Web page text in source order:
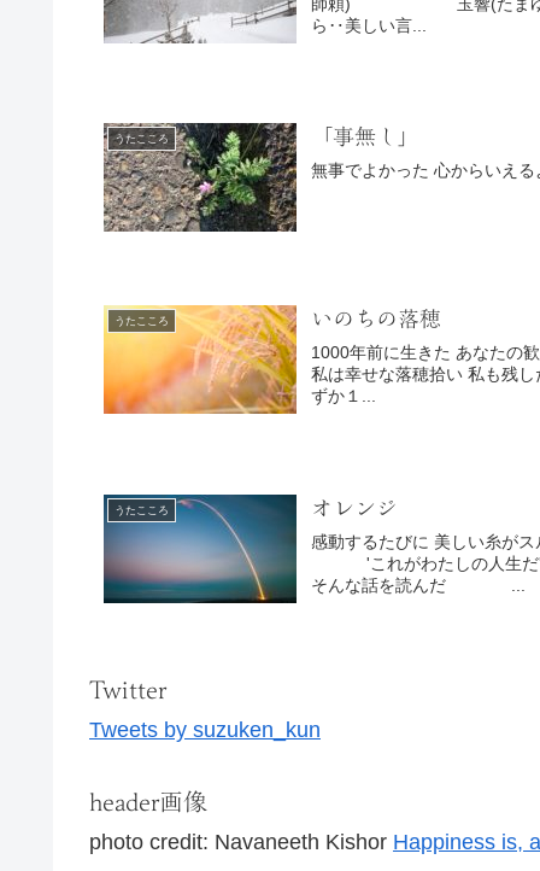
ら‥美しい言...
うたこころ 「事無し」
うたこころ いのちの落穂
1000年前に生きた あなたの歓喜と忍耐を 称(たた)えよう 残してくれた あなたのいのちの実り
私は幸せな落穂拾い 私も残したいの 私がいない時間を生きている あなたへ 見つけてほしい わ
ずか１...
うたこころ オレンジ
感動するたびに 美しい糸がスルスルと こころからでてきて布を織る 一生かけて布を織る。
'これがわたしの人生だ' この世を去る際に 織りあがった布を眺めて 去ってゆ
Twitter
Tweets by suzuken_kun
header画像
photo credit: Navaneeth Kishor Happiness is,